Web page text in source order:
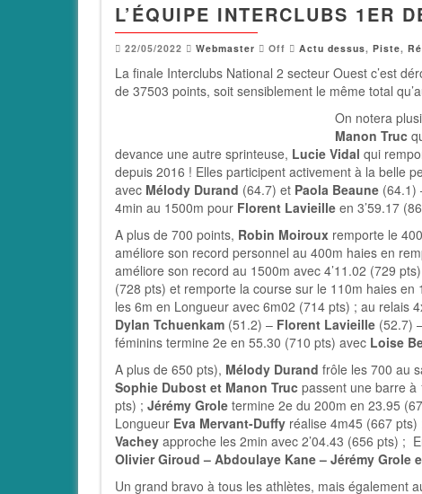
L’ÉQUIPE INTERCLUBS 1ER
22/05/2022 Webmaster Off Actu dessus, Piste,
La finale Interclubs National 2 secteur Ouest c’est
de 37503 points, soit sensiblement le même total
On notera
Manon Truc
devance une autre sprinteuse, Lucie Vidal qui
depuis 2016 ! Elles participent activement à la belle
avec Mélody Durand (64.7) et Paola Beaune (64.1)
4min au 1500m pour Florent Lavieille en 3’59.17
A plus de 700 points, Robin Moiroux remporte le
améliore son record personnel au 400m haies en
améliore son record au 1500m avec 4’11.02 (729
(728 pts) et remporte la course sur le 110m haies
les 6m en Longueur avec 6m02 (714 pts) ; au relais
Dylan Tchuenkam (51.2) – Florent Lavieille (52.7)
féminins termine 2e en 55.30 (710 pts) avec Loise
A plus de 650 pts), Mélody Durand frôle les 700 au
Sophie Dubost et Manon Truc passent une barre à
pts) ; Jérémy Grole termine 2e du 200m en 23.95
Longueur Eva Mervant-Duffy réalise 4m45 (667 pts)
Vachey approche les 2min avec 2’04.43 (656 pts) ;
Olivier Giroud – Abdoulaye Kane – Jérémy Grole
Un grand bravo à tous les athlètes, mais également